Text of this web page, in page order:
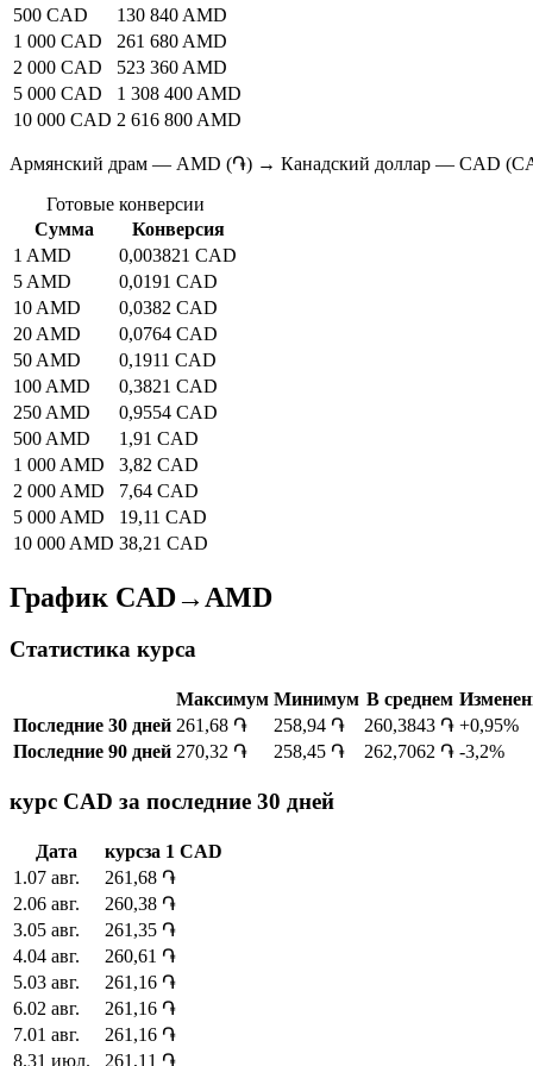
500 CAD
130 840 AMD
1 000 CAD
261 680 AMD
2 000 CAD
523 360 AMD
5 000 CAD
1 308 400 AMD
10 000 CAD 2 616 800 AMD
Армянский драм — AMD (֏) → Канадский доллар — CAD
Готовые конверсии
Сумма
Конверсия
1 AMD
0,003821 CAD
5 AMD
0,0191 CAD
10 AMD
0,0382 CAD
20 AMD
0,0764 CAD
50 AMD
0,1911 CAD
100 AMD
0,3821 CAD
250 AMD
0,9554 CAD
500 AMD
1,91 CAD
1 000 AMD
3,82 CAD
2 000 AMD
7,64 CAD
5 000 AMD
19,11 CAD
10 000 AMD 38,21 CAD
График CAD→AMD
Статистика курса
Максимум Минимум В среднем
Последние 30 дней 261,68 ֏ 258,94 ֏ 260,3843 ֏ +0,95%
Последние 90 дней 270,32 ֏ 258,45 ֏ 262,7062 ֏ -3,2%
курс CAD за последние 30 дней
Дата курсза 1 CAD
1 .07 авг. 261,68 ֏
2.06 авг. 260,38 ֏
3.05 авг. 261,35 ֏
4.04 авг. 260,61 ֏
5.03 авг. 261,16 ֏
6.02 авг. 261,16 ֏
7.01 авг. 261,16 ֏
8.31 июл. 261,11 ֏